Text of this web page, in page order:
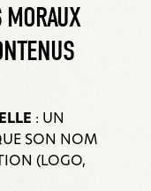
MORAUX
: UN
SON NOM
(LOGO,